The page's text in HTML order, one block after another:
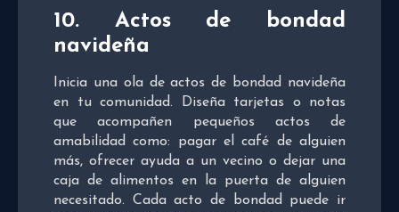
10. Actos de bondad
navideña
Inicia una ola de actos de bondad navideña
en tu comunidad. Diseña tarjetas o notas
que acompañen pequeños actos de
amabilidad como: pagar el café de alguien
más, ofrecer ayuda a un vecino o dejar una
caja de alimentos en la puerta de alguien
necesitado. Cada acto de bondad puede ir